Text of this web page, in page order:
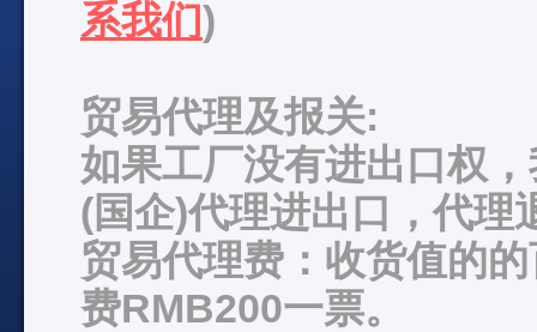
系我们)
贸易代理及报关:
如果工厂没有进出口权
(国企)代理进出口，代理
贸易代理费：收货值的
费RMB200一票。